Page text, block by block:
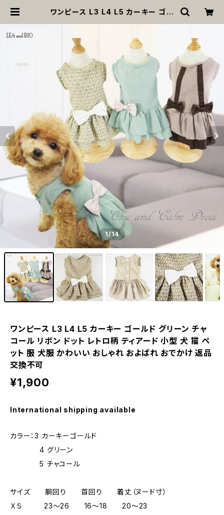
ワンピース L3 L4 L5 カーキー ゴー
ット 服 犬服 かわいい おしゃれ およ
ばれ おでかけ 返品交換不可 | MOA
1/14
ワンピース L3 L4 L5 カーキー ゴールド グリーン チャ
コール リボン ドット レトロ柄 ティアード 小型 犬 猫 ペ
ット 服 犬服 かわいい おしゃれ およばれ おでかけ 返品
交換不可
¥1,900
International shipping available
カラー：3 カーキーゴールド
4 グリーン
5 チャコール
サイズ 胴回り 首回り 着丈（ヌード寸）
ＸＳ 23～26 16～18 20～23